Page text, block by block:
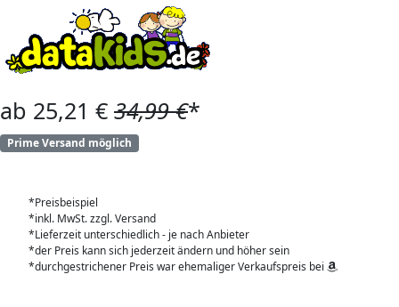
ab 25,21 € 34,99 €*
Prime Versand möglich
*Preisbeispiel
*inkl. MwSt. zzgl. Versand
*Lieferzeit unterschiedlich - je nach Anbieter
*der Preis kann sich jederzeit ändern und höher sein
*durchgestrichener Preis war ehemaliger Verkaufspreis bei